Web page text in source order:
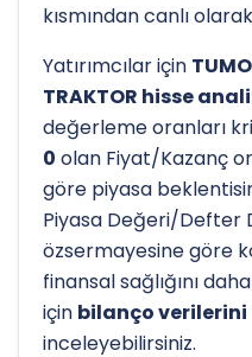
kısmından canlı
Yatırımcılar için
TRAKTOR hisse
değerleme oranları
0 olan Fiyat/Kazanç
göre piyasa
Piyasa Değeri/Defter
özsermayesine göre
finansal sağlığını
için bilanço verilerini
inceleyebilirsiniz.